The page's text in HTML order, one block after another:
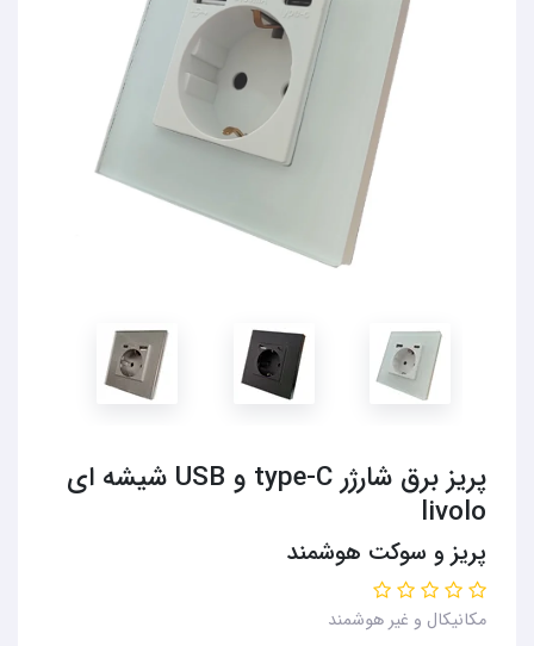
پریز برق شارژر type-C و USB شیشه ای
livolo
پریز و سوکت هوشمند
مکانیکال و غیر هوشمند